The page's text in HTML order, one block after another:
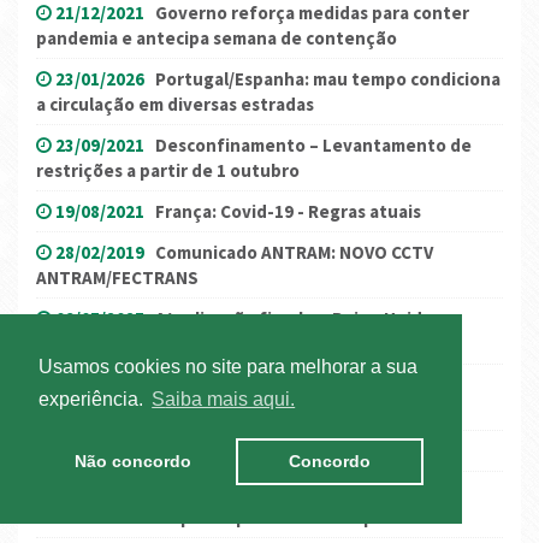
Usamos cookies no site para melhorar a sua
experiência.
Saiba mais aqui.
Não concordo Concordo
21/12/2021 Governo reforça medidas para conter
pandemia e antecipa semana de contenção
23/01/2026 Portugal/Espanha: mau tempo condiciona
a circulação em diversas estradas
23/09/2021 Desconfinamento – Levantamento de
restrições a partir de 1 outubro
19/08/2021 França: Covid-19 - Regras atuais
28/02/2019 Comunicado ANTRAM: NOVO CCTV
ANTRAM/FECTRANS
09/05/2025 Atualização fiscal no Reino Unido:
30/04/2025
Portugal/Espanha: derrogação das
normas dos tempos de condução e repouso
27/05/2016
Greve geral francesa
Última hora (2/3-16h30): tráfego